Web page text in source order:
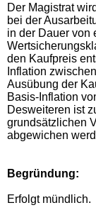
Der Magistrat
bei der
in der Dauer von
den Kaufpreis
Inflation
Ausübung der
Basis-Inflation
Desweiteren ist
grundsätzlichen
abgewichen
Begründung:
Erfolgt mündlich.